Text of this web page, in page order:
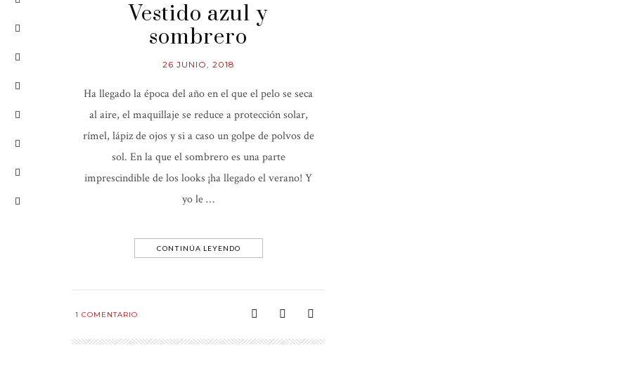
Vestido azul y
sombrero
26 JUNIO, 2018
Ha llegado la época del año en el que el pelo se seca
al aire, el maquillaje se reduce a protección solar,
rímel, lápiz de ojos y si a caso un golpe de polvos de
sol. En la que el sombrero es una parte
imprescindible de los looks ¡ha llegado el verano! Y
yo le …
CONTINÚA LEYENDO
1 COMENTARIO